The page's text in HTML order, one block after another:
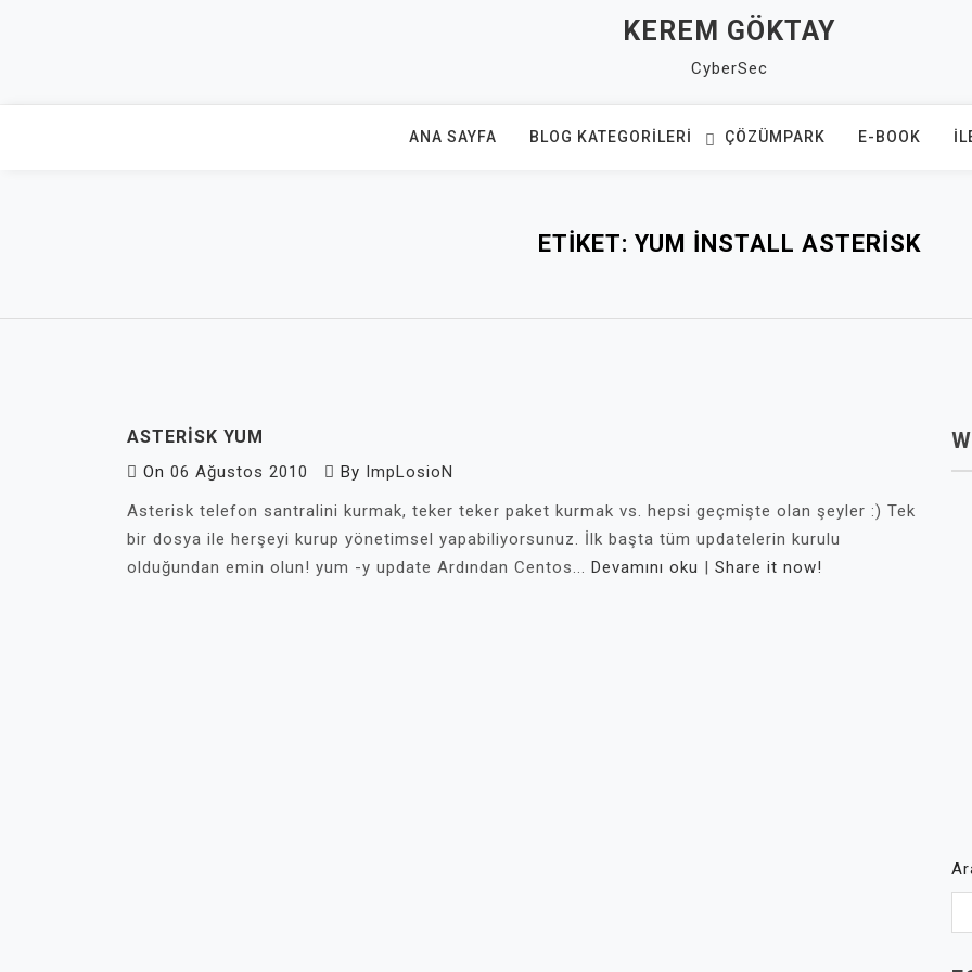
KEREM GÖKTAY
CyberSec
ANA SAYFA BLOG KATEGORILERI ÇÖZÜMPARK E-BOOK
ETIKET: YUM INSTALL ASTERISK
ASTERISK YUM
On 06 Ağustos 2010 By ImpLosioN
Asterisk telefon santralini kurmak, teker teker paket kurmak vs. hepsi geçmişte olan şeyler :) Tek
bir dosya ile herşeyi kurup yönetimsel yapabiliyorsunuz. İlk başta tüm updatelerin kurulu
olduğundan emin olun! yum -y update Ardından Centos... Devamını oku | Share it now!